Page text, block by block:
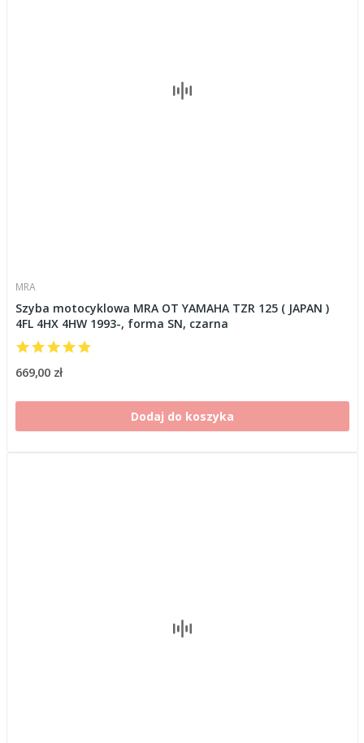
MRA
Szyba motocyklowa MRA OT YAMAHA TZR 125 ( JAPAN )
4FL 4HX 4HW 1993-, forma SN, czarna
669,00 zł
Dodaj do koszyka